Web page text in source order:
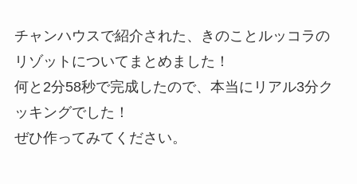
チャンハウスで紹介された、きのことルッコラの
リゾットについてまとめました！
何と2分58秒で完成したので、本当にリアル3分ク
ッキングでした！
ぜひ作ってみてください。